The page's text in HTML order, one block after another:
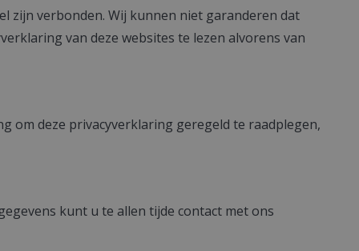
zijn verbonden. Wij kunnen niet garanderen dat
van deze websites te lezen alvorens van
om deze privacyverklaring geregeld te raadplegen,
kunt u te allen tijde contact met ons